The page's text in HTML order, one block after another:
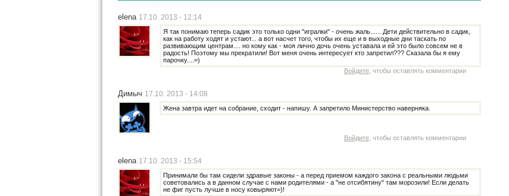
elena 17.10. 2013 - 12:14
Я так понимаю теперь садик это только одни "игралки" - очень жаль...... Дети действительно в садик,
как на работу ходят и устают... а вот насчет того, чтобы их еще и в выходные дни таскать по
развивающим центрам.... но кому как - моя лично дочь очень уставала и ей это было совсем не в
радость! Поэтому мы прекратили! Вот меня очень интересует кто запретил??? Сказала бы я ему
парочку....=)
Войдите, чтобы оставлять комментарии
Димыч 17.10. 2013 - 14:08
Жена завтра идет на собрание, сходит - напишу. А запретило Министерство наверняка.
Войдите, чтобы оставлять комментарии
elena 17.10. 2013 - 15:54
Принимали бы там сидели здравые законы - а перед приемом каждого закона с реальными людьми
советовались а в данном случае с нами родителями - а "не отсибятину" там морозили! Если делать
не фиг пусть лучше в носу ковыряют=)!